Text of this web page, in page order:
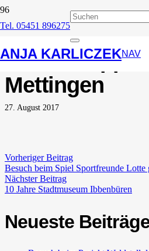
Tel. 05451 896275
ANJA KARLICZEKNAV
Bürgerfest &
Frühschoppen
Mettingen
27. August 2017
Vorheriger Beitrag
Besuch beim Spiel Sportfreunde
Nächster Beitrag
10 Jahre Stadtmuseum Ibbenbüren
Neueste